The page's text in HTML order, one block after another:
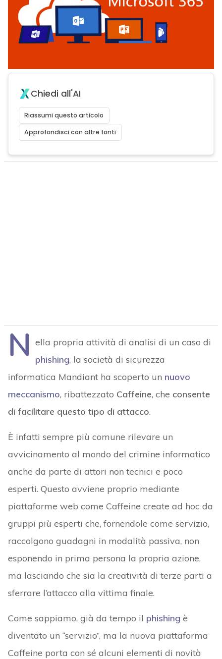
Chiedi all'AI
Riassumi questo articolo
Approfondisci con altre fonti
N ella propria attività di analisi di un caso di
phishing, la società di sicurezza
informatica Mandiant ha scoperto un nuovo
meccanismo, ribattezzato Caffeine, che consente
di facilitare questo tipo di attacco.
È infatti sempre più comune rilevare un
avvicinamento al mondo del crimine informatico
anche da parte di attori non tecnici e poco
esperti. Questo avviene proprio mediante
piattaforme web come Caffeine create ad hoc da
gruppi più esperti che, fornendole come servizio,
raccolgono guadagni in modalità passiva, non
esponendo in prima persona la propria azione,
ma lasciando che sia la creatività di terze parti a
sferrare l’attacco alla vittima finale.
Come sappiamo, già da tempo il phishing è
diventato un “servizio”, ma la nuova piattaforma
Caffeine porta con sé alcuni elementi di novità